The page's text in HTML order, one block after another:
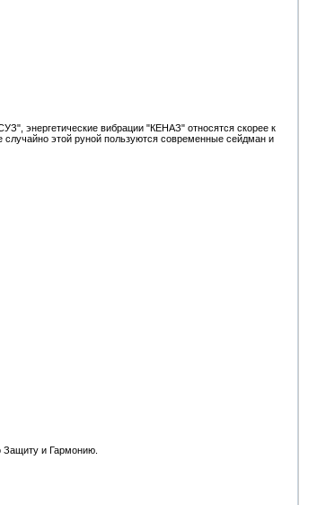
энергетические вибрации "КЕНАЗ" относятся скорее к
этой руной пользуются современные сейдман и
Защиту и Гармонию.